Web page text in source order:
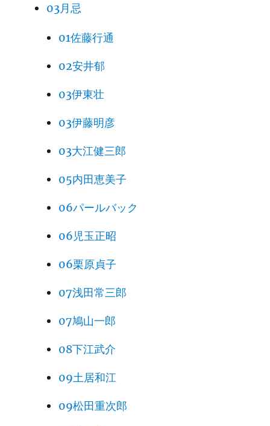
03月忌
01佐藤行通
02安井郁
03伊東壮
03伊藤明彦
03大江健三郎
05内田恵美子
06パールバック
06児玉正昭
06栗原貞子
07浅田常三郎
07鳩山一郎
08下江武介
09土居和江
09松田重次郎